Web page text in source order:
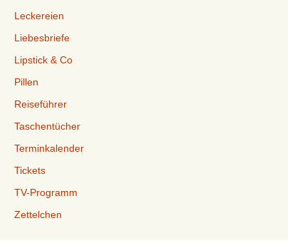
Leckereien
Liebesbriefe
Lipstick & Co
Pillen
Reiseführer
Taschentücher
Terminkalender
Tickets
TV-Programm
Zettelchen